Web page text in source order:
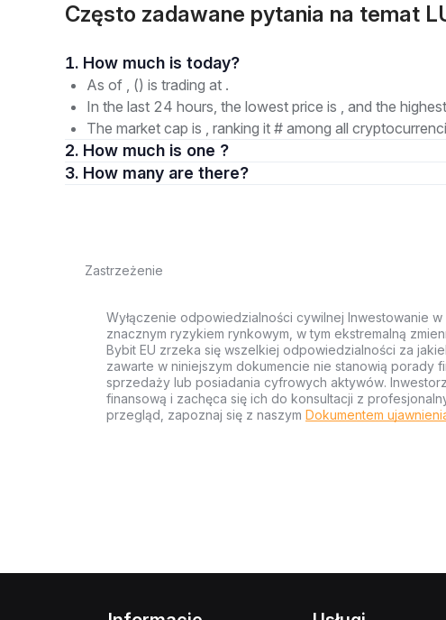
Często zadawane pytania na temat
1. How much is today?
As of , () is trading at .
In the last 24 hours, the lowest price is , and the
The market cap is , ranking it # among all
2. How much is one ?
3. How many are there?
Zastrzeżenie
Wyłączenie odpowiedzialności cywilnej Inwestowanie
znacznym ryzykiem rynkowym, w tym ekstremalną
Bybit EU zrzeka się wszelkiej odpowiedzialności za
zawarte w niniejszym dokumencie nie stanowią porady
sprzedaży lub posiadania cyfrowych aktywów.
finansową i zachęca się ich do konsultacji z
przegląd, zapoznaj się z naszym Dokumentem